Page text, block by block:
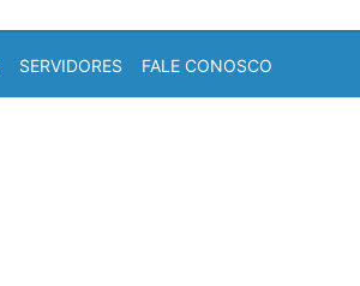
SERVIDORES FALE CONOSCO